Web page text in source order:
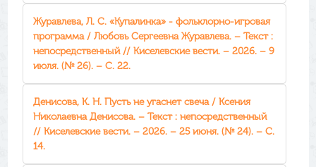
Журавлева, Л. С. «Купалинка» - фольклорно-игровая
программа / Любовь Сергеевна Журавлева. – Текст :
непосредственный // Киселевские вести. – 2026. – 9
июля. (№ 26). – С. 22.
Денисова, К. Н. Пусть не угаснет свеча / Ксения
Николаевна Денисова. – Текст : непосредственный
// Киселевские вести. – 2026. – 25 июня. (№ 24). – С.
14.